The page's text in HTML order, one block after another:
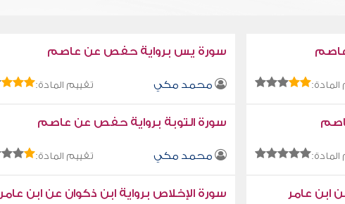
المادة:
سورة يس برواية حفص عن عاصم
محمد مكي تقييم المادة:
المادة:
سورة التوبة برواية حفص عن عاصم
محمد مكي تقييم المادة:
ابن عامر سورة الإخلاص برواية ابن ذكوان عن ابن عامر